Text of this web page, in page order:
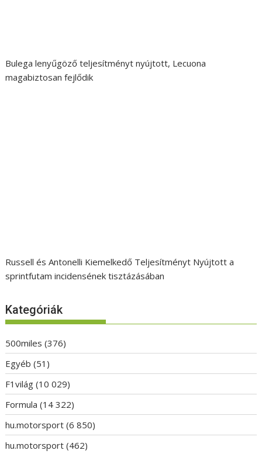
Bulega lenyűgöző teljesítményt nyújtott, Lecuona
magabiztosan fejlődik
Russell és Antonelli Kiemelkedő Teljesítményt Nyújtott a
sprintfutam incidensének tisztázásában
Kategóriák
500miles (376)
Egyéb (51)
F1világ (10 029)
Formula (14 322)
hu.motorsport (6 850)
hu.motorsport (462)